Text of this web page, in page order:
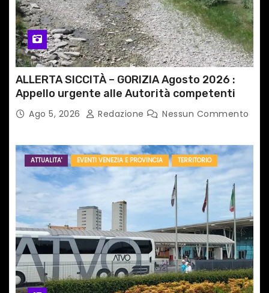
ALLERTA SICCITÀ – GORIZIA Agosto 2026 :
Appello urgente alle Autorità competenti
Ago 5, 2026 Redazione Nessun Commento
ATTUALITA' EVENTI VENEZIA E PROVINCIA TERRITORIO